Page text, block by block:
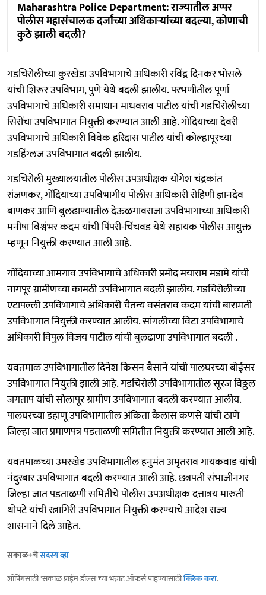
Maharashtra Police Department: राज्यातील अप्पर
पोलीस महासंचालक दर्जांच्या अधिकाऱ्यांच्या बदल्या, कोणाची
कुठे झाली बदली?
गडचिरोलीच्या कुरखेडा उपविभागाचे अधिकारी रविंद्र दिनकर भोसले
यांची शिरूर उपविभाग, पुणे येथे बदली झालीय. परभणीतील पूर्णा
उपविभागाचे अधिकारी समाधान माधवराव पाटील यांची गडचिरोलीच्या
सिरोंचा उपविभागात नियुक्ती करण्यात आली आहे. गोंदियाच्या देवरी
उपविभागाचे अधिकारी विवेक हरिदास पाटील यांची कोल्हापूरच्या
गडहिंग्लज उपविभागात बदली झालीय.
गडचिरोली मुख्यालयातील पोलीस उपअधीक्षक योगेश चंद्रकांत
रांजणकर, गोंदियाच्या उपविभागीय पोलीस अधिकारी रोहिणी ज्ञानदेव
बाणकर आणि बुलढाण्यातील देऊळगावराजा उपविभागाच्या अधिकारी
मनीषा विश्वंभर कदम यांची पिंपरी-चिंचवड येथे सहायक पोलीस आयुक्त
म्हणून नियुक्ती करण्यात आली आहे.
गोंदियाच्या आमगाव उपविभागाचे अधिकारी प्रमोद मयाराम मडामे यांची
नागपूर ग्रामीणच्या कामठी उपविभागात बदली झालीय. गडचिरोलीच्या
एटापल्ली उपविभागाचे अधिकारी चैतन्य वसंतराव कदम यांची बारामती
उपविभागात नियुक्ती करण्यात आलीय. सांगलीच्या विटा उपविभागाचे
अधिकारी विपुल विजय पाटील यांची बुलढाणा उपविभागात बदली .
यवतमाळ उपविभागातील दिनेश किसन बैसाने यांची पालघरच्या बोईसर
उपविभागात नियुक्ती झाली आहे. गडचिरोली उपविभागातील सूरज विठ्ठल
जगताप यांची सोलापूर ग्रामीण उपविभागात बदली करण्यात आलीय.
पालघरच्या डहाणू उपविभागातील अंकिता कैलास कणसे यांची ठाणे
जिल्हा जात प्रमाणपत्र पडताळणी समितीत नियुक्ती करण्यात आली आहे.
यवतमाळच्या उमरखेड उपविभागातील हनुमंत अमृतराव गायकवाड यांची
नंदुरबार उपविभागात बदली करण्यात आली आहे. छत्रपती संभाजीनगर
जिल्हा जात पडताळणी समितीचे पोलीस उपअधीक्षक दत्तात्रय मारुती
थोपटे यांची रत्नागिरी उपविभागात नियुक्ती करण्याचे आदेश राज्य
शासनाने दिले आहेत.
सकाळ+चेसदस्य व्हा
शॉपिंगसाठी 'सकाळ प्राईम डील्स'च्या भन्नाट ऑफर्स पाहण्यासाठीक्लिक करा.